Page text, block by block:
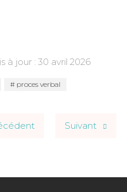
à jour : 30 avril 2026
proces verbal
Suivant